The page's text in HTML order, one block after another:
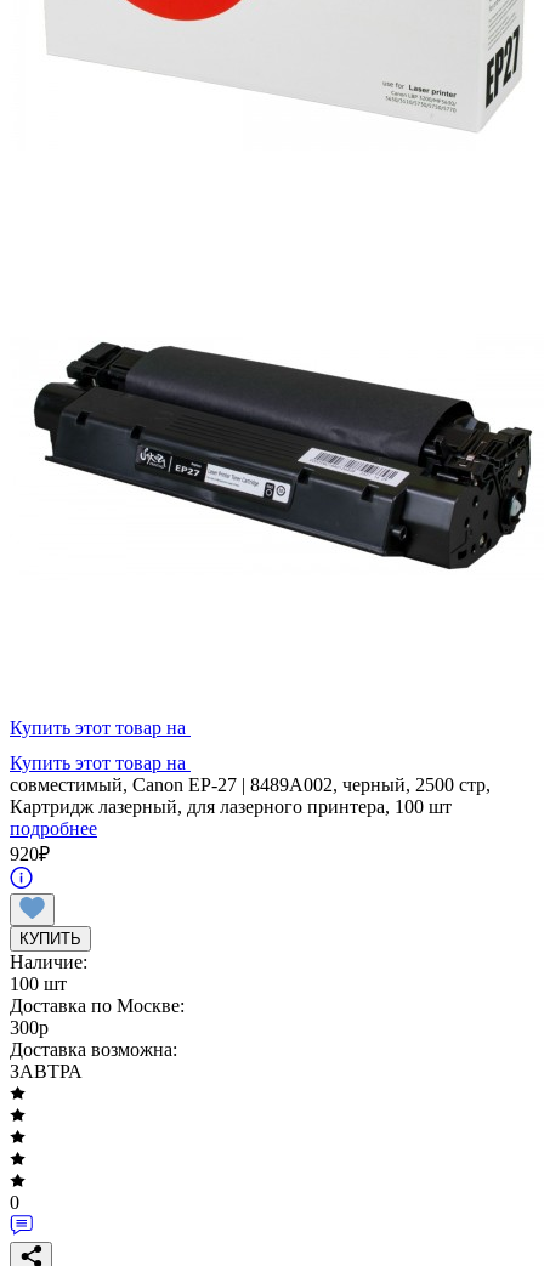
Купить этот товар на
Купить этот товар на
совместимый, Canon EP-27 | 8489A002, черный, 2500 стр,
Картридж лазерный, для лазерного принтера, 100 шт
подробнее
920₽
КУПИТЬ
Наличие:
100 шт
Доставка по Москве:
300p
Доставка возможна:
ЗАВТРА
0